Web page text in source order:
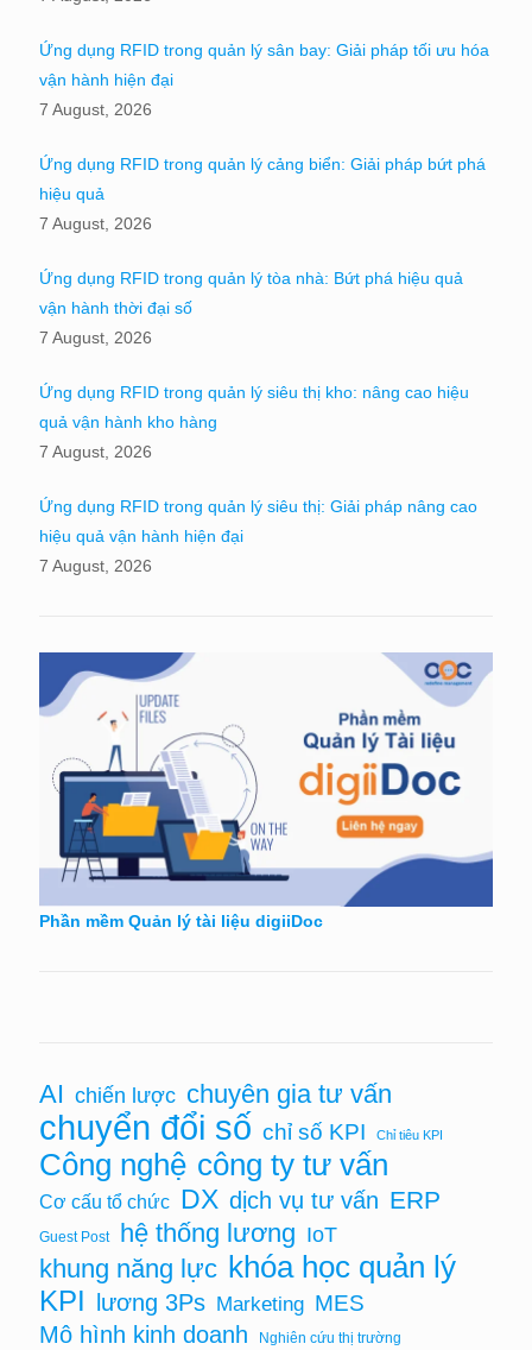
Ứng dụng RFID trong quản lý sân bay: Giải pháp tối ưu hóa
vận hành hiện đại
7 August, 2026
Ứng dụng RFID trong quản lý cảng biển: Giải pháp bứt phá
hiệu quả
7 August, 2026
Ứng dụng RFID trong quản lý tòa nhà: Bứt phá hiệu quả
vận hành thời đại số
7 August, 2026
Ứng dụng RFID trong quản lý siêu thị kho: nâng cao hiệu
quả vận hành kho hàng
7 August, 2026
Ứng dụng RFID trong quản lý siêu thị: Giải pháp nâng cao
hiệu quả vận hành hiện đại
7 August, 2026
Phần mềm Quản lý tài liệu digiiDoc
AI chiến lược chuyên gia tư vấn
chuyển đổi số chỉ số KPI Chỉ tiêu KPI
Công nghệ công ty tư vấn
Cơ cấu tổ chức DX dịch vụ tư vấn ERP
Guest Post hệ thống lương IoT
khung năng lực khóa học quản lý
KPI lương 3Ps Marketing MES
Mô hình kinh doanh
Nghiên cứu thị trường